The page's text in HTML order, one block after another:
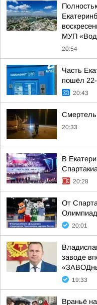
МУП
20:54
Часть
пошёл 22-
20:43
20:33
В
20:28
От
20:01
заводе
19:33
Враньё